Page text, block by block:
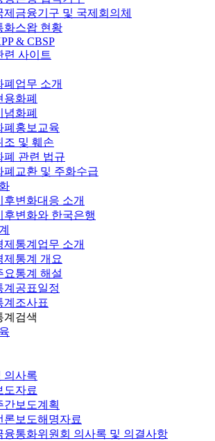
제금융기구 및 국제회의체
화스왑 현황
& CBSP
련 사이트
폐업무 소개
용화폐
념화폐
폐홍보교육
조 및 훼손
폐 관련 법규
폐교환 및 주화수급
후변화대응 소개
후변화와 한국은행
제통계업무 소개
제통계 개요
요통계 해설
계공표일정
계조사표
계검색
의사록
도자료
간보도계획
론보도해명자료
융통화위원회 의사록 및 의결사항